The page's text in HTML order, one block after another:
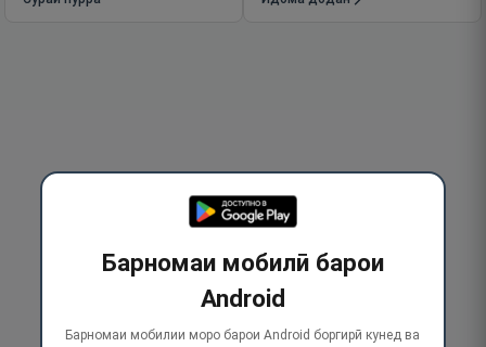
Барномаи мобилӣ барои
Android
Барномаи мобилии моро барои Android боргирӣ кунед ва